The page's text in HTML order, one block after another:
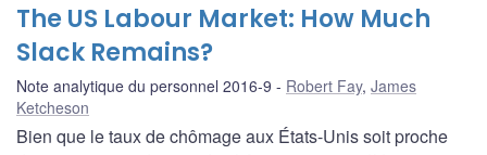
The US Labour Market: How Much
Slack Remains?
Note analytique du personnel 2016-9 Robert Fay, James
Ketcheson
Bien que le taux de chômage aux États-Unis soit proche